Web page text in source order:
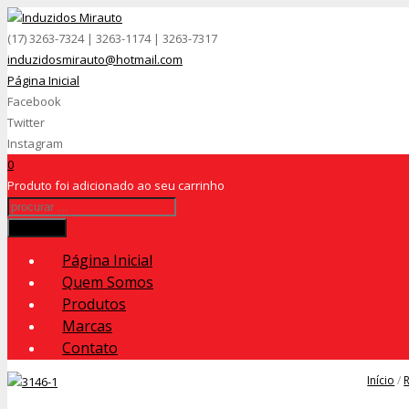
(17) 3263-7324 | 3263-1174 | 3263-7317
induzidosmirauto@hotmail.com
Página Inicial
Facebook
Twitter
Instagram
0
Produto foi adicionado ao seu carrinho
Página Inicial
Quem Somos
Produtos
Marcas
Contato
Início /